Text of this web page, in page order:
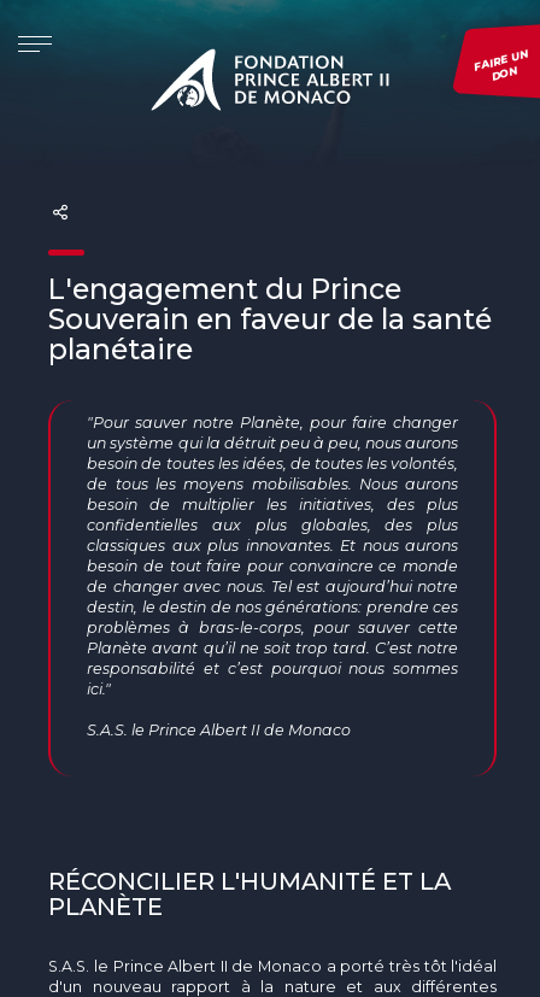
LA FONDATION
LA FONDATION DANS LE MONDE
Forests and Communities Initiative
DIMFE
Monk Seal Alliance
Initiative Pelagos
The MedFund
Beyond Plastic Med : BeMed
The Green Shift Initiative
DÉPOSER UN PROJET
The Green Shift Festival
Voir tous nos événements
FAIRE UN
DON
L'engagement du Prince
Souverain en faveur de la santé
planétaire
"Pour sauver notre Planète, pour faire changer
un système qui la détruit peu à peu, nous aurons
besoin de toutes les idées, de toutes les volontés,
de tous les moyens mobilisables. Nous aurons
besoin de multiplier les initiatives, des plus
confidentielles aux plus globales, des plus
classiques aux plus innovantes. Et nous aurons
besoin de tout faire pour convaincre ce monde
de changer avec nous. Tel est aujourd’hui notre
destin, le destin de nos générations: prendre ces
problèmes à bras-le-corps, pour sauver cette
Planète avant qu’il ne soit trop tard. C’est notre
responsabilité et c’est pourquoi nous sommes
ici."
S.A.S. le Prince Albert II de Monaco
RÉCONCILIER L'HUMANITÉ ET LA
PLANÈTE
S.A.S. le Prince Albert II de Monaco a porté très tôt l'idéal
d'un nouveau rapport à la nature et aux différentes